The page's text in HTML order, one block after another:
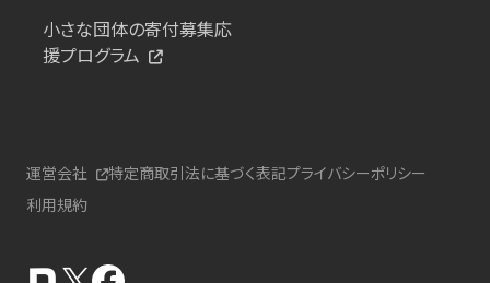
小さな団体の寄付募集応
援プログラム
運営会社 特定商取引法に基づく表記プライバシーポリシー
利用規約